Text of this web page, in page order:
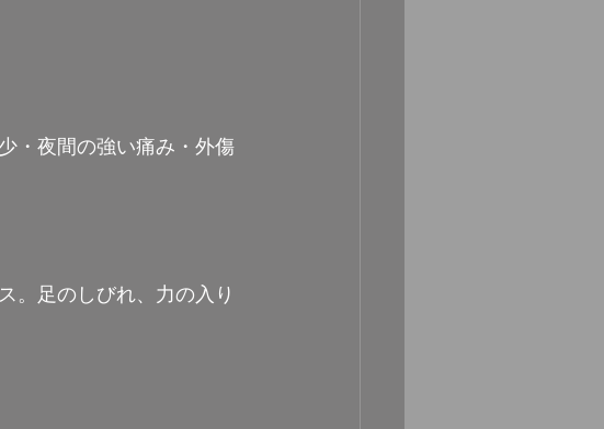
・夜間の強い痛み・外傷
。足のしびれ、力の入り